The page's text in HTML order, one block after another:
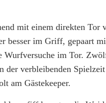
mit einem direkten Tor
besser im Griff, gepaart
Wurfversuche im Tor.
der verbleibenden
am Gästekeeper.